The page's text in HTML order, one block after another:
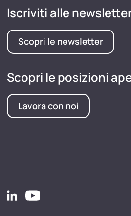
Iscriviti alle
Scopri le newsletter
Scopri le posizioni
Lavora con noi